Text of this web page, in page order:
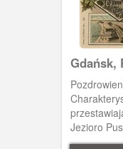
Gdańsk,
Stogów
Jezioro
łazienki